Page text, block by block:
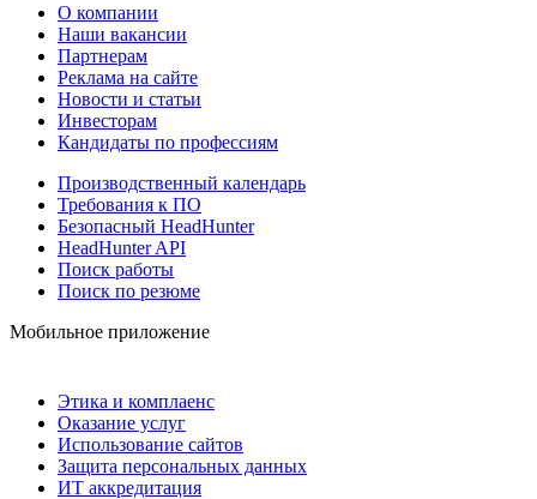
О компании
Наши вакансии
Партнерам
Реклама на сайте
Новости и статьи
Инвесторам
Кандидаты по профессиям
Производственный календарь
Требования к ПО
Безопасный HeadHunter
HeadHunter API
Поиск работы
Поиск по резюме
Мобильное приложение
Этика и комплаенс
Оказание услуг
Использование сайтов
Защита персональных данных
ИТ аккредитация